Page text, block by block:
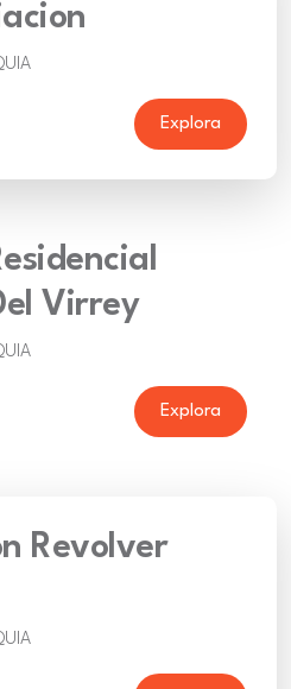
Explora
Virrey
Explora
Revolver